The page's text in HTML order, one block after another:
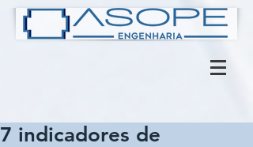
7 indicadores de